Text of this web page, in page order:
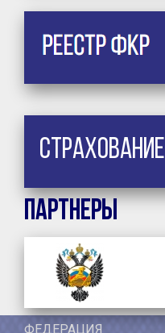
Страхование
Партнеры
ФЕДЕРАЦИЯ